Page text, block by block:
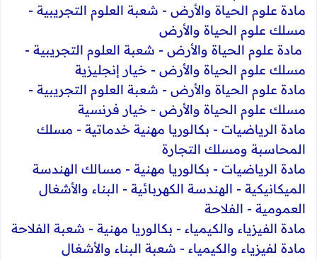
مادة علوم الحياة والأرض - شعبة العلوم التجريبية -
مسلك علوم الحياة والأرض
مادة علوم الحياة والأرض - شعبة العلوم التجريبية -
مسلك علوم الحياة والأرض - خيار إنجليزية
مادة علوم الحياة والأرض - شعبة العلوم التجريبية -
مسلك علوم الحياة والأرض - خيار فرنسية
​مادة الرياضيات - بكالوريا مهنية خدماتية - مسلك
المحاسبة ومسلك التجارة
​مادة الرياضيات - بكالوريا مهنية - مسالك الهندسة
الميكانيكية - الهندسة الكهربائية - البناء والأشغال
العمومية - الفلاحة
​مادة الفيزياء والكيمياء - بكالوريا مهنية - شعبة الفلاحة
​مادة لفيزياء والكيمياء - شعبة البناء والأشغال